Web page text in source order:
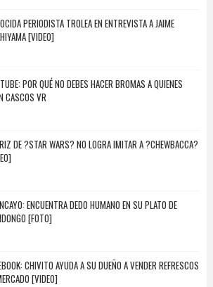
PERIODISTA TROLEA EN ENTREVISTA A JAIME
[VIDEO]
POR QUÉ NO DEBES HACER BROMAS A QUIENES
CASCOS VR
DE ?STAR WARS? NO LOGRA IMITAR A ?CHEWBACCA?
ENCUENTRA DEDO HUMANO EN SU PLATO DE
[FOTO]
CHIVITO AYUDA A SU DUEÑO A VENDER REFRESCOS
[VIDEO]